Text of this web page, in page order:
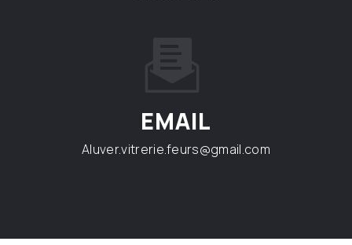
EMAIL
aluver.vitrerie.feurs@gmail.com